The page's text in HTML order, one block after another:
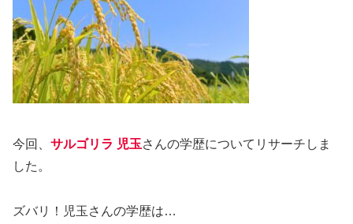
今回、 サルゴリラ 児玉さんの学歴についてリサーチしま
した。
ズバリ！児玉さんの学歴は…